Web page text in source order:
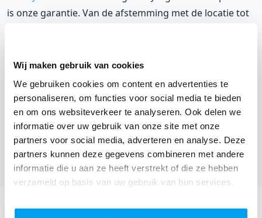
Wij maken gebruik van cookies
We gebruiken cookies om content en advertenties te
personaliseren, om functies voor social media te bieden
en om ons websiteverkeer te analyseren. Ook delen we
informatie over uw gebruik van onze site met onze
partners voor social media, adverteren en analyse. Deze
partners kunnen deze gegevens combineren met andere
informatie die u aan ze heeft verstrekt of die ze hebben
verzameld op basis van uw gebruik van hun services.
is onze garantie. Van de afstemming met de locatie tot
natuurlijk weten wat het kost.
EenDJ boeken uit West-Vlaanderenwas nog nooit zo
makkelijk. Daarom kun je bij ons online de prijs
berekenen voor jouw feest. Ook kun je nu boeken of
een vrijblijvende offerte aanvragen.Boek de beste DJ uit
Bruggeen omgeving, en check dus nuonze prijzen
voor jouw DJ.